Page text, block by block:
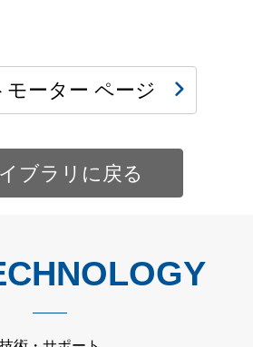
モーター ページ
ブラリに戻る